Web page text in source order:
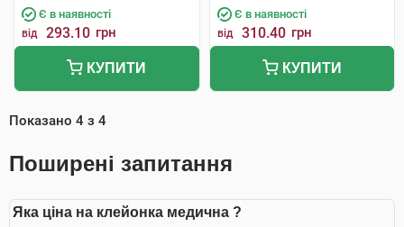
Є в наявності
від 293.10 грн
КУПИТИ
Є в наявності
від 310.40 грн
КУПИТИ
Показано 4 з 4
Поширені запитання
Яка ціна на клейонка медична ?